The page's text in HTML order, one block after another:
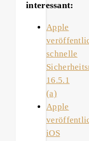
interessant:
Apple
schnelle
16.5.1
(a)
Apple
iOS